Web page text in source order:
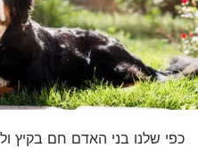
כפי שלנו בני האדם חם בקיץ